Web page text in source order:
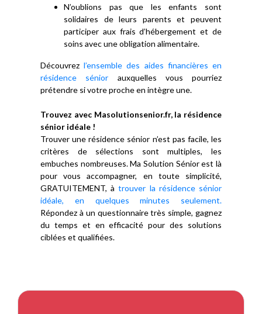
N’oublions pas que les enfants sont
solidaires de leurs parents et peuvent
participer aux frais d’hébergement et de
soins avec une obligation alimentaire.
Découvrezl’ensemble des aides financières en
résidence sénior auxquelles vous pourriez
prétendre si votre proche en intègre une.
Trouvez avec Masolutionsenior.fr, la résidence
sénior idéale !
Trouver une résidence sénior n’est pas facile, les
critères de sélections sont multiples, les
embuches nombreuses. Ma Solution Sénior est là
pour vous accompagner, en toute simplicité,
GRATUITEMENT, àtrouver la résidence sénior
idéale, en quelques minutes seulement.
Répondez à un questionnaire très simple, gagnez
du temps et en efficacité pour des solutions
ciblées et qualifiées.